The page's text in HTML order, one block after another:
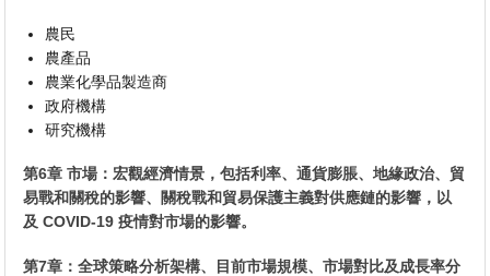
農民
農產品
農業化學品製造商
政府機構
研究機構
第6章 市場：宏觀經濟情景，包括利率、通貨膨脹、地緣政治、貿
易戰和關稅的影響、關稅戰和貿易保護主義對供應鏈的影響，以
及 COVID-19 疫情對市場的影響。
第7章：全球策略分析架構、目前市場規模、市場對比及成長率分